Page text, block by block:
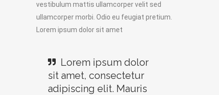
vestibulum mattis ullamcorper velit sed
ullamcorper morbi. Odio eu feugiat pretium.
Lorem ipsum dolor sit amet
Lorem ipsum dolor
sit amet, consectetur
adipiscing elit. Mauris